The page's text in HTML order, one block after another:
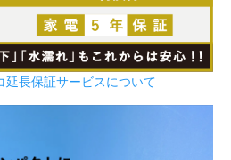
延長保証サービスについて